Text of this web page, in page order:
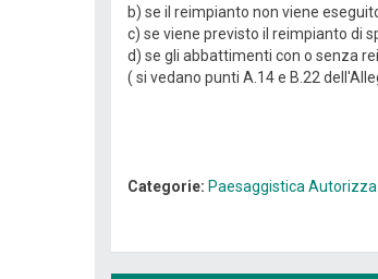
b) se il reimpianto non viene
c) se viene previsto il reimpianto di
d) se gli abbattimenti con o senza
( si vedano punti A.14 e B.22
Categorie: Paesaggistica